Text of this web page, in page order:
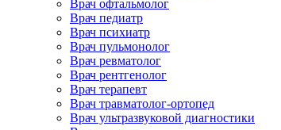
Врач офтальмолог
Врач педиатр
Врач психиатр
Врач пульмонолог
Врач ревматолог
Врач рентгенолог
Врач терапевт
Врач травматолог-ортопед
Врач ультразвуковой диагностики